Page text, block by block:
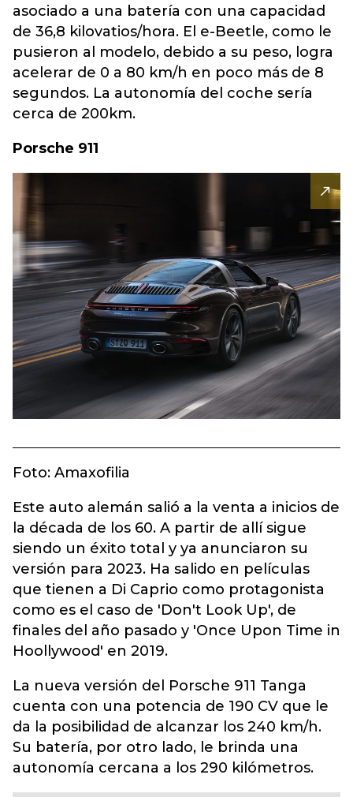
asociado a una batería con una capacidad
de 36,8 kilovatios/hora. El e-Beetle, como le
pusieron al modelo, debido a su peso, logra
acelerar de 0 a 80 km/h en poco más de 8
segundos. La autonomía del coche sería
cerca de 200km.
Porsche 911
Foto: Amaxofilia
Este auto alemán salió a la venta a inicios de
la década de los 60. A partir de allí sigue
siendo un éxito total y ya anunciaron su
versión para 2023. Ha salido en películas
que tienen a Di Caprio como protagonista
como es el caso de 'Don't Look Up', de
finales del año pasado y 'Once Upon Time in
Hoollywood' en 2019.
La nueva versión del Porsche 911 Tanga
cuenta con una potencia de 190 CV que le
da la posibilidad de alcanzar los 240 km/h.
Su batería, por otro lado, le brinda una
autonomía cercana a los 290 kilómetros.